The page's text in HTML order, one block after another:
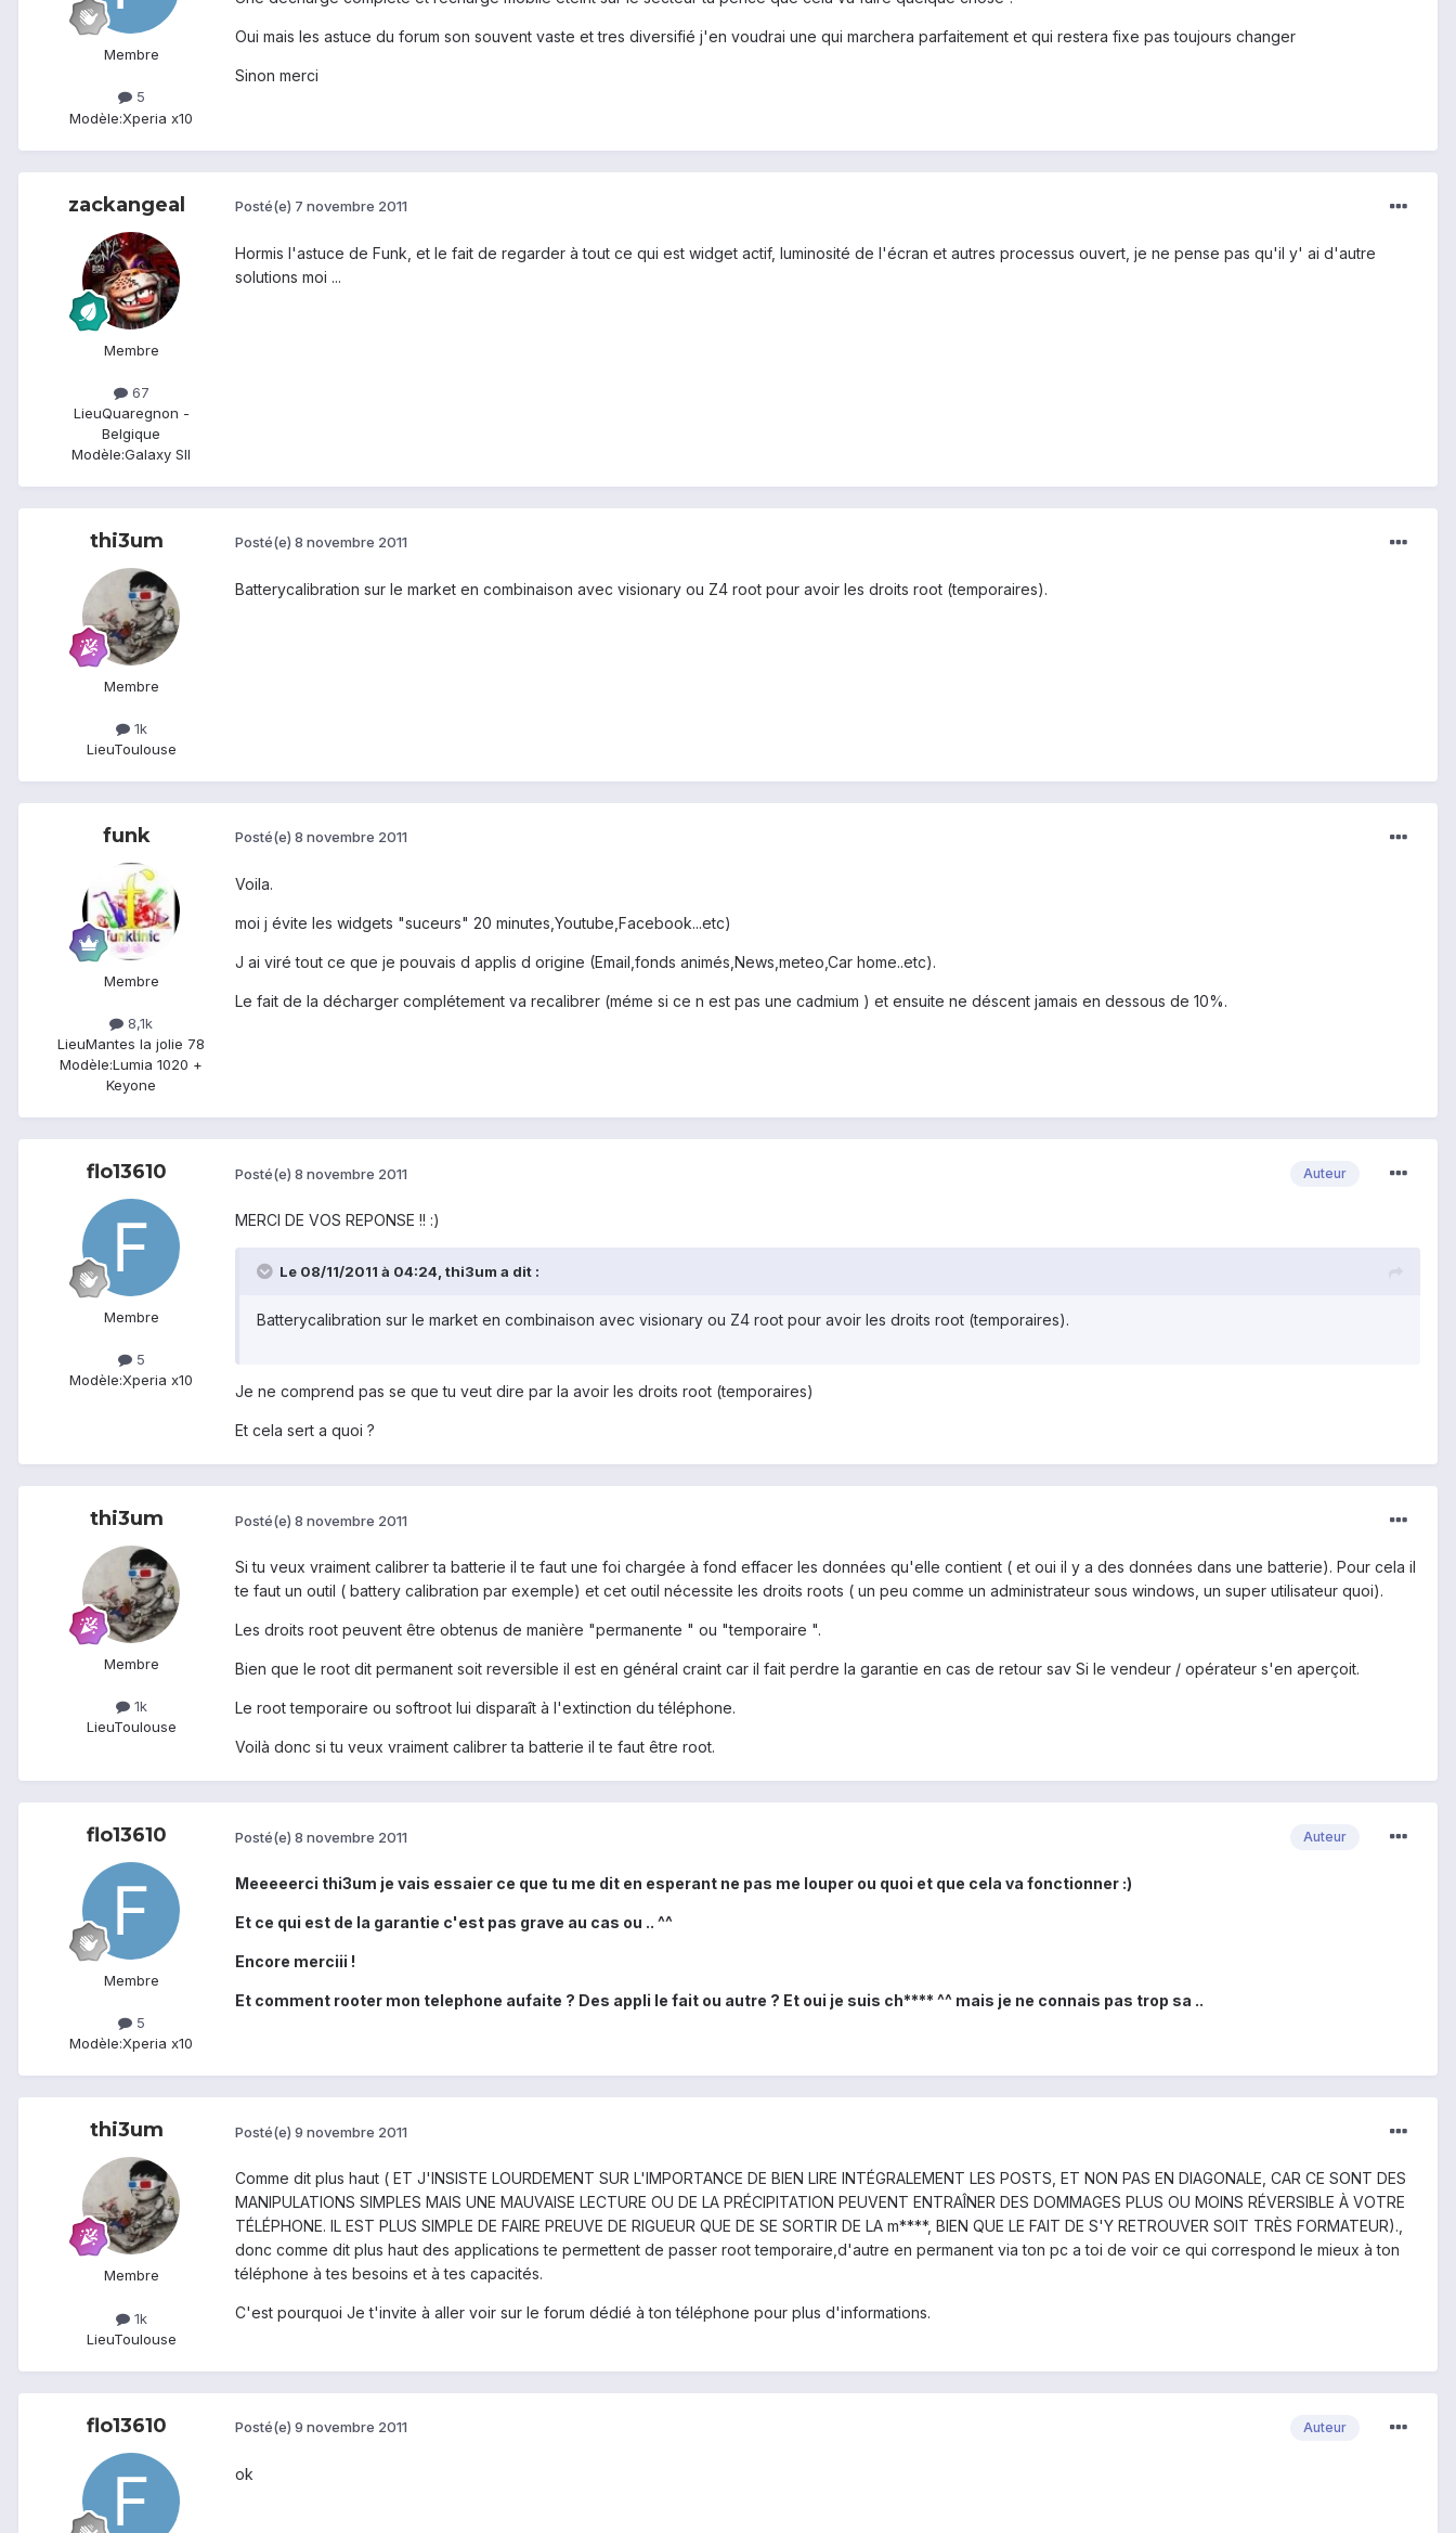
Membre
5
Modèle:Xperia x10
Oui mais les astuce du forum son souvent vaste et tres diversifié j'en voudrai une qui marchera parfaitement et qui restera fixe pas toujours changer
Sinon merci
zackangeal
Membre
67
LieuQuaregnon -
Belgique
Modèle:Galaxy SII
Posté(e) 7 novembre 2011
Hormis l'astuce de Funk, et le fait de regarder à tout ce qui est widget actif, luminosité de l'écran et autres processus ouvert, je ne pense pas qu'il y' ai d'autre
solutions moi ...
thi3um
Membre
1k
LieuToulouse
Posté(e) 8 novembre 2011
Batterycalibration sur le market en combinaison avec visionary ou Z4 root pour avoir les droits root (temporaires).
funk
Membre
8,1k
LieuMantes la jolie 78
Modèle:Lumia 1020 +
Keyone
Posté(e) 8 novembre 2011
Voila.
moi j évite les widgets "suceurs" 20 minutes,Youtube,Facebook...etc)
J ai viré tout ce que je pouvais d applis d origine (Email,fonds animés,News,meteo,Car home..etc).
Le fait de la décharger complétement va recalibrer (méme si ce n est pas une cadmium ) et ensuite ne déscent jamais en dessous de 10%.
flo13610
Membre
5
Modèle:Xperia x10
Auteur
Posté(e) 8 novembre 2011
MERCI DE VOS REPONSE !! :)
Le 08/11/2011 à 04:24, thi3um a dit :
Batterycalibration sur le market en combinaison avec visionary ou Z4 root pour avoir les droits root (temporaires).
Je ne comprend pas se que tu veut dire par la avoir les droits root (temporaires)
Et cela sert a quoi ?
thi3um
Membre
1k
LieuToulouse
Posté(e) 8 novembre 2011
Si tu veux vraiment calibrer ta batterie il te faut une foi chargée à fond effacer les données qu'elle contient ( et oui il y a des données dans une batterie). Pour cela il
te faut un outil ( battery calibration par exemple) et cet outil nécessite les droits roots ( un peu comme un administrateur sous windows, un super utilisateur quoi).
Les droits root peuvent être obtenus de manière "permanente " ou "temporaire ".
Bien que le root dit permanent soit reversible il est en général craint car il fait perdre la garantie en cas de retour sav Si le vendeur / opérateur s'en aperçoit.
Le root temporaire ou softroot lui disparaît à l'extinction du téléphone.
Voilà donc si tu veux vraiment calibrer ta batterie il te faut être root.
flo13610
Membre
5
Modèle:Xperia x10
Auteur
Posté(e) 8 novembre 2011
Meeeeerci thi3um je vais essaier ce que tu me dit en esperant ne pas me louper ou quoi et que cela va fonctionner :)
Et ce qui est de la garantie c'est pas grave au cas ou .. ^^
Encore merciii !
Et comment rooter mon telephone aufaite ? Des appli le fait ou autre ? Et oui je suis ch**** ^^ mais je ne connais pas trop sa ..
thi3um
Membre
1k
LieuToulouse
Posté(e) 9 novembre 2011
Comme dit plus haut ( ET J'INSISTE LOURDEMENT SUR L'IMPORTANCE DE BIEN LIRE INTÉGRALEMENT LES POSTS, ET NON PAS EN DIAGONALE, CAR CE SONT DES
MANIPULATIONS SIMPLES MAIS UNE MAUVAISE LECTURE OU DE LA PRÉCIPITATION PEUVENT ENTRAÎNER DES DOMMAGES PLUS OU MOINS RÉVERSIBLE À VOTRE
TÉLÉPHONE. IL EST PLUS SIMPLE DE FAIRE PREUVE DE RIGUEUR QUE DE SE SORTIR DE LA m****, BIEN QUE LE FAIT DE S'Y RETROUVER SOIT TRÈS FORMATEUR).,
donc comme dit plus haut des applications te permettent de passer root temporaire,d'autre en permanent via ton pc a toi de voir ce qui correspond le mieux à ton
téléphone à tes besoins et à tes capacités.
C'est pourquoi Je t'invite à aller voir sur le forum dédié à ton téléphone pour plus d'informations.
flo13610 Auteur
Posté(e) 9 novembre 2011
ok